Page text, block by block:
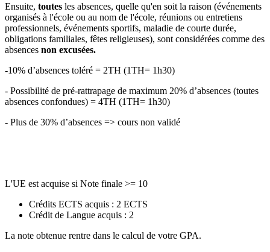
Ensuite, toutes les absences, quelle qu'en soit la raison (événements
organisés à l'école ou au nom de l'école, réunions ou entretiens
professionnels, événements sportifs, maladie de courte durée,
obligations familiales, fêtes religieuses), sont considérées comme des
absences non excusées.
-10% d’absences toléré = 2TH (1TH= 1h30)
- Possibilité de pré-rattrapage de maximum 20% d’absences (toutes
absences confondues) = 4TH (1TH= 1h30)
- Plus de 30% d’absences => cours non validé
L'UE est acquise si Note finale >= 10
Crédits ECTS acquis : 2 ECTS
Crédit de Langue acquis : 2
La note obtenue rentre dans le calcul de votre GPA.